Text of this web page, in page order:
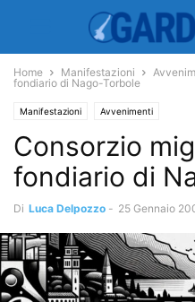
Home Manifestazioni
fondiario di Nago-Torbole
Manifestazioni Avvenimenti
Consorzio
fondiario di
Di Luca Delpozzo - 25 Gennaio